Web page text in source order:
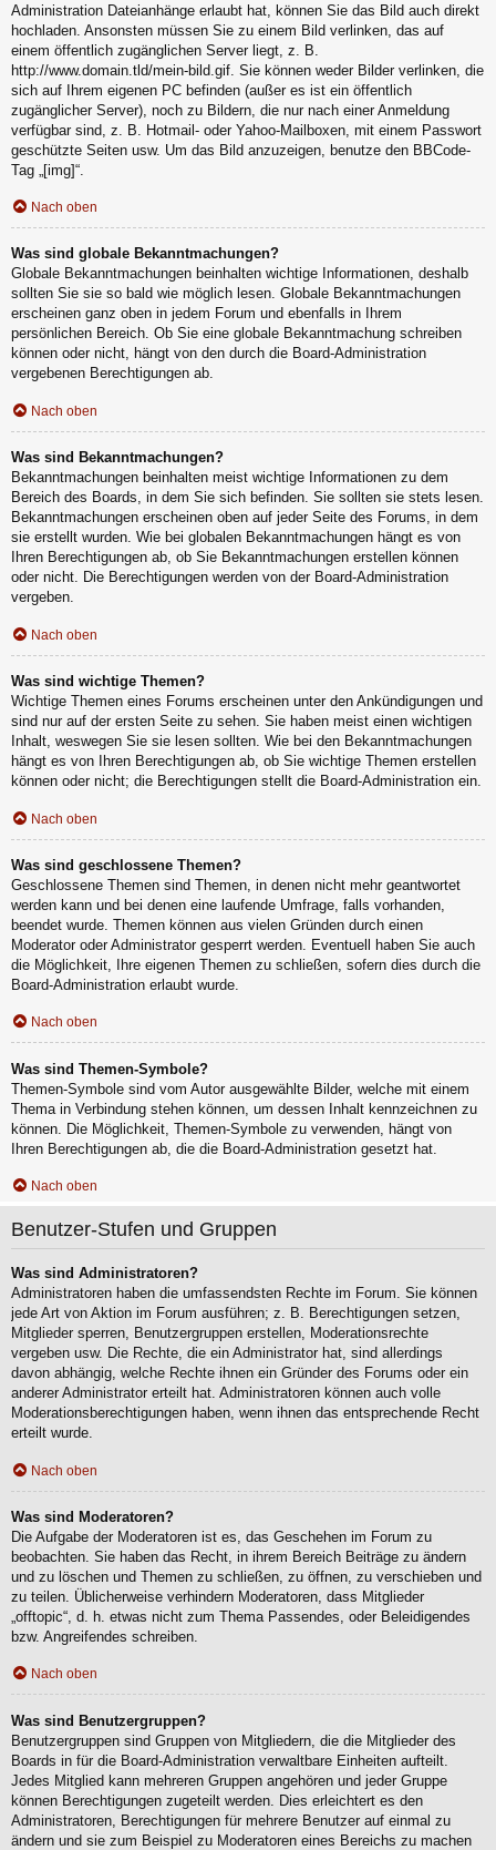
Administration Dateianhänge erlaubt hat, können Sie das Bild auch direkt
hochladen. Ansonsten müssen Sie zu einem Bild verlinken, das auf
einem öffentlich zugänglichen Server liegt, z. B.
http://www.domain.tld/mein-bild.gif. Sie können weder Bilder verlinken, die
sich auf Ihrem eigenen PC befinden (außer es ist ein öffentlich
zugänglicher Server), noch zu Bildern, die nur nach einer Anmeldung
verfügbar sind, z. B. Hotmail- oder Yahoo-Mailboxen, mit einem Passwort
geschützte Seiten usw. Um das Bild anzuzeigen, benutze den BBCode-
Tag „[img]“.
Nach oben
Was sind globale Bekanntmachungen?
Globale Bekanntmachungen beinhalten wichtige Informationen, deshalb
sollten Sie sie so bald wie möglich lesen. Globale Bekanntmachungen
erscheinen ganz oben in jedem Forum und ebenfalls in Ihrem
persönlichen Bereich. Ob Sie eine globale Bekanntmachung schreiben
können oder nicht, hängt von den durch die Board-Administration
vergebenen Berechtigungen ab.
Nach oben
Was sind Bekanntmachungen?
Bekanntmachungen beinhalten meist wichtige Informationen zu dem
Bereich des Boards, in dem Sie sich befinden. Sie sollten sie stets lesen.
Bekanntmachungen erscheinen oben auf jeder Seite des Forums, in dem
sie erstellt wurden. Wie bei globalen Bekanntmachungen hängt es von
Ihren Berechtigungen ab, ob Sie Bekanntmachungen erstellen können
oder nicht. Die Berechtigungen werden von der Board-Administration
vergeben.
Nach oben
Was sind wichtige Themen?
Wichtige Themen eines Forums erscheinen unter den Ankündigungen und
sind nur auf der ersten Seite zu sehen. Sie haben meist einen wichtigen
Inhalt, weswegen Sie sie lesen sollten. Wie bei den Bekanntmachungen
hängt es von Ihren Berechtigungen ab, ob Sie wichtige Themen erstellen
können oder nicht; die Berechtigungen stellt die Board-Administration ein.
Nach oben
Was sind geschlossene Themen?
Geschlossene Themen sind Themen, in denen nicht mehr geantwortet
werden kann und bei denen eine laufende Umfrage, falls vorhanden,
beendet wurde. Themen können aus vielen Gründen durch einen
Moderator oder Administrator gesperrt werden. Eventuell haben Sie auch
die Möglichkeit, Ihre eigenen Themen zu schließen, sofern dies durch die
Board-Administration erlaubt wurde.
Nach oben
Was sind Themen-Symbole?
Themen-Symbole sind vom Autor ausgewählte Bilder, welche mit einem
Thema in Verbindung stehen können, um dessen Inhalt kennzeichnen zu
können. Die Möglichkeit, Themen-Symbole zu verwenden, hängt von
Ihren Berechtigungen ab, die die Board-Administration gesetzt hat.
Nach oben
Benutzer-Stufen und Gruppen
Was sind Administratoren?
Administratoren haben die umfassendsten Rechte im Forum. Sie können
jede Art von Aktion im Forum ausführen; z. B. Berechtigungen setzen,
Mitglieder sperren, Benutzergruppen erstellen, Moderationsrechte
vergeben usw. Die Rechte, die ein Administrator hat, sind allerdings
davon abhängig, welche Rechte ihnen ein Gründer des Forums oder ein
anderer Administrator erteilt hat. Administratoren können auch volle
Moderationsberechtigungen haben, wenn ihnen das entsprechende Recht
erteilt wurde.
Nach oben
Was sind Moderatoren?
Die Aufgabe der Moderatoren ist es, das Geschehen im Forum zu
beobachten. Sie haben das Recht, in ihrem Bereich Beiträge zu ändern
und zu löschen und Themen zu schließen, zu öffnen, zu verschieben und
zu teilen. Üblicherweise verhindern Moderatoren, dass Mitglieder
„offtopic“, d. h. etwas nicht zum Thema Passendes, oder Beleidigendes
bzw. Angreifendes schreiben.
Nach oben
Was sind Benutzergruppen?
Benutzergruppen sind Gruppen von Mitgliedern, die die Mitglieder des
Boards in für die Board-Administration verwaltbare Einheiten aufteilt.
Jedes Mitglied kann mehreren Gruppen angehören und jeder Gruppe
können Berechtigungen zugeteilt werden. Dies erleichtert es den
Administratoren, Berechtigungen für mehrere Benutzer auf einmal zu
ändern und sie zum Beispiel zu Moderatoren eines Bereichs zu machen